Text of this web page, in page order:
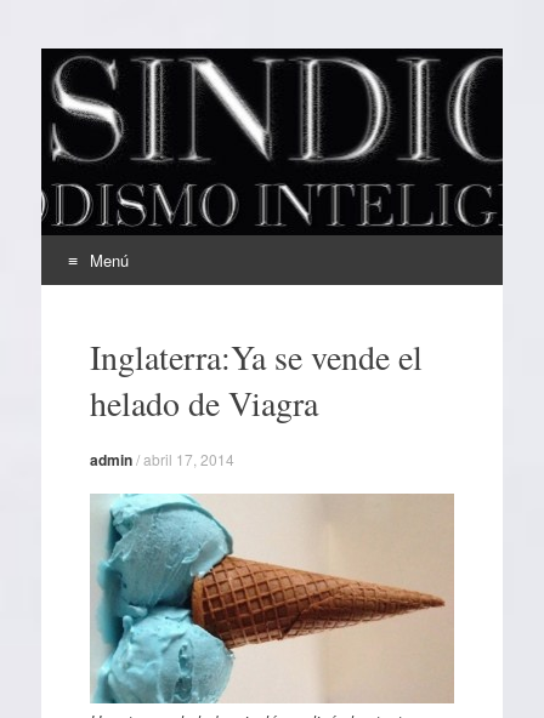
EL SINDICAL
Periodismo Inteligente
Menú
contenidoInglaterra:Ya se vende el
helado de Viagra
admin/abril 17, 2014